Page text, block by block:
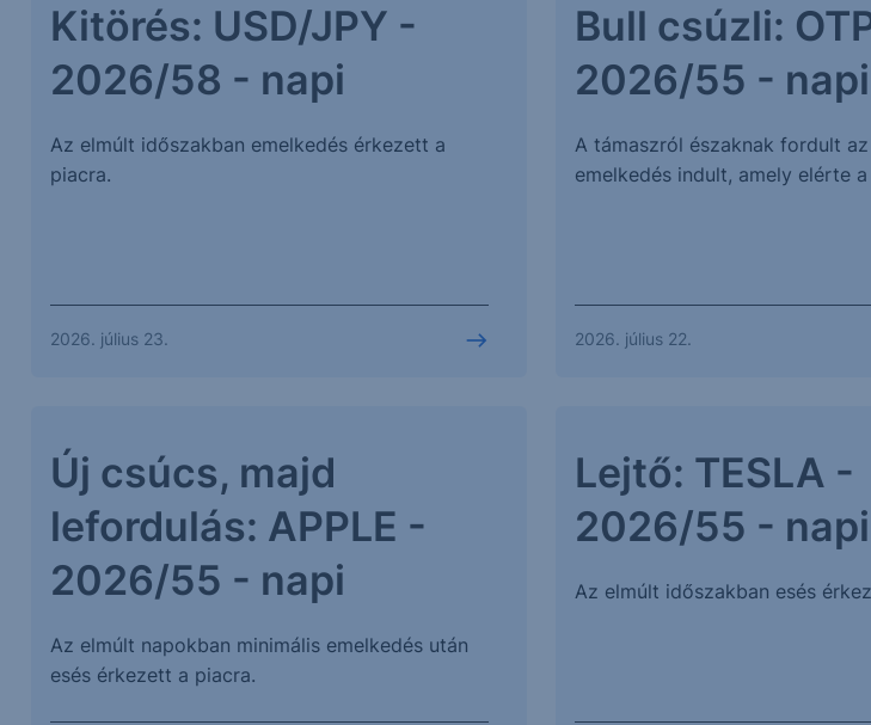
Kitörés: USD/JPY -
2026/58 - napi
Az elmúlt időszakban emelkedés érkezett a
piacra.
2026. július 23.
Bull csúzli:
2026/55 - napi
A támaszról északnak fordult
emelkedés indult, amely elérte
2026. július 22.
Új csúcs, majd
lefordulás: APPLE -
2026/55 - napi
Az elmúlt napokban minimális emelkedés után
esés érkezett a piacra.
Lejtő: TESLA -
2026/55 - napi
Az elmúlt időszakban esés